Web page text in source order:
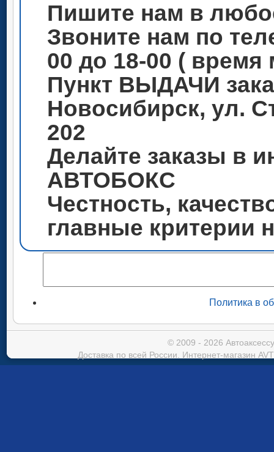
Пишите нам в
Звоните нам по
00 до 18-00 ( время
Пункт ВЫДАЧИ
Новосибирск, ул.
202
Делайте заказы в
АВТОБОКС
Честность,
главные критерии
Политика в
© 2009 - 2026
Доставка по всей России. Интернет-магазин